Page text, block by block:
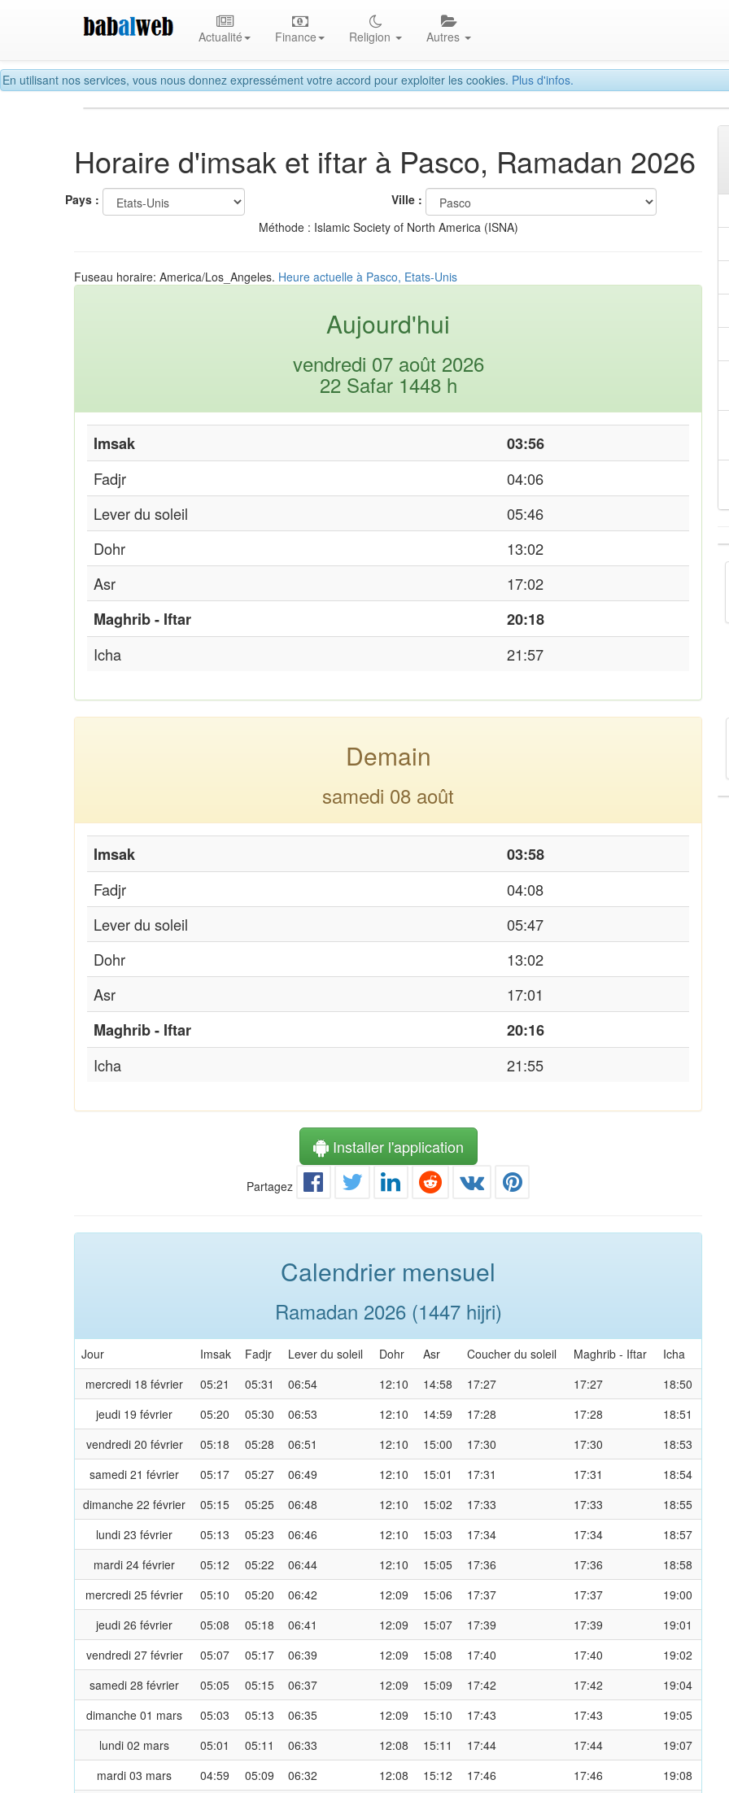
En utilisant nos services, vous nous donnez expressément votre accord pour exploiter les cookies. Plus d'infos.
Actualité Finance Religion Autres
Horaire d'imsak et iftar à Pasco, Ramadan 2026
Pays :
Ville :
Méthode : Islamic Society of North America (ISNA)
Fuseau horaire: America/Los_Angeles. Heure actuelle à Pasco, Etats-Unis
Aujourd'hui
vendredi 07 août 2026
22 Safar 1448 h
Imsak
03:56
Fadjr
04:06
Lever du soleil
05:46
Dohr
13:02
Asr
17:02
Maghrib - Iftar
20:18
Icha
21:57
Demain
samedi 08 août
Imsak
03:58
Fadjr
04:08
Lever du soleil
05:47
Dohr
13:02
Asr
17:01
Maghrib - Iftar
20:16
Icha
21:55
Installer l'application
Partagez
Calendrier mensuel
Ramadan 2026 (1447 hijri)
Jour Imsak Fadjr Lever du soleil Dohr Asr Coucher du soleil Maghrib - Iftar
Icha
mercredi 18 février
05:21 05:31 06:54 12:10 14:58 17:27 17:27
18:50
jeudi 19 février
05:20 05:30 06:53 12:10 14:59 17:28 17:28
18:51
vendredi 20 février
05:18 05:28 06:51 12:10 15:00 17:30 17:30
18:53
samedi 21 février
05:17 05:27 06:49 12:10 15:01 17:31 17:31
18:54
dimanche 22 février
05:15 05:25 06:48 12:10 15:02 17:33 17:33
18:55
lundi 23 février
05:13 05:23 06:46 12:10 15:03 17:34 17:34
18:57
mardi 24 février
05:12 05:22 06:44 12:10 15:05 17:36 17:36
18:58
mercredi 25 février
05:10 05:20 06:42 12:09 15:06 17:37 17:37
19:00
jeudi 26 février
05:08 05:18 06:41 12:09 15:07 17:39 17:39
19:01
vendredi 27 février
05:07 05:17 06:39 12:09 15:08 17:40 17:40
19:02
samedi 28 février
05:05 05:15 06:37 12:09 15:09 17:42 17:42
19:04
dimanche 01 mars
05:03 05:13 06:35 12:09 15:10 17:43 17:43
19:05
lundi 02 mars
05:01 05:11 06:33 12:08 15:11 17:44 17:44
19:07
mardi 03 mars
04:59 05:09 06:32 12:08 15:12 17:46 17:46
19:08